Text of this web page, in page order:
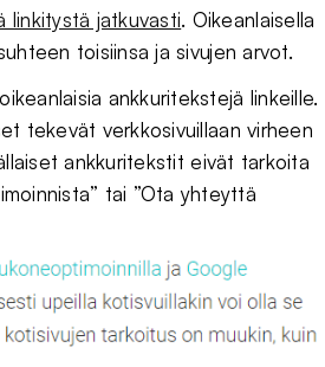
linkitystä jatkuvasti. Oikeanlaisella
toisiinsa ja sivujen arvot.
ankkuritekstejä linkeille.
tekevät verkkosivuillaan virheen
ankkuritekstit eivät tarkoita
tai ”Ota yhteyttä